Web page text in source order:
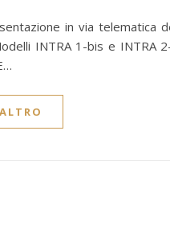
in via telematica
INTRA 1-bis e INTRA